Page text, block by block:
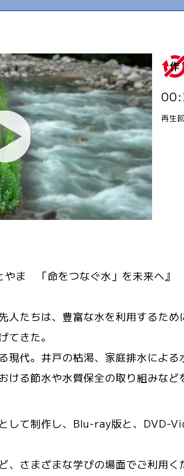
再生
ま 「命をつなぐ水」を未来へ』
人たちは、豊富な水を利用するため
てきた。
現代。井戸の枯渇、家庭排水によ
ける節水や水質保全の取り組みな
して制作し、Blu-ray版と、DVD-
、さまざまな学びの場面でご利用く